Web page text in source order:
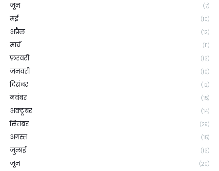
जून (7)
मई (10)
अप्रैल (12)
मार्च (11)
फ़रवरी (13)
जनवरी (10)
दिसंबर (12)
नवंबर (15)
अक्टूबर (14)
सितंबर (29)
अगस्त (15)
जुलाई (13)
जून (20)